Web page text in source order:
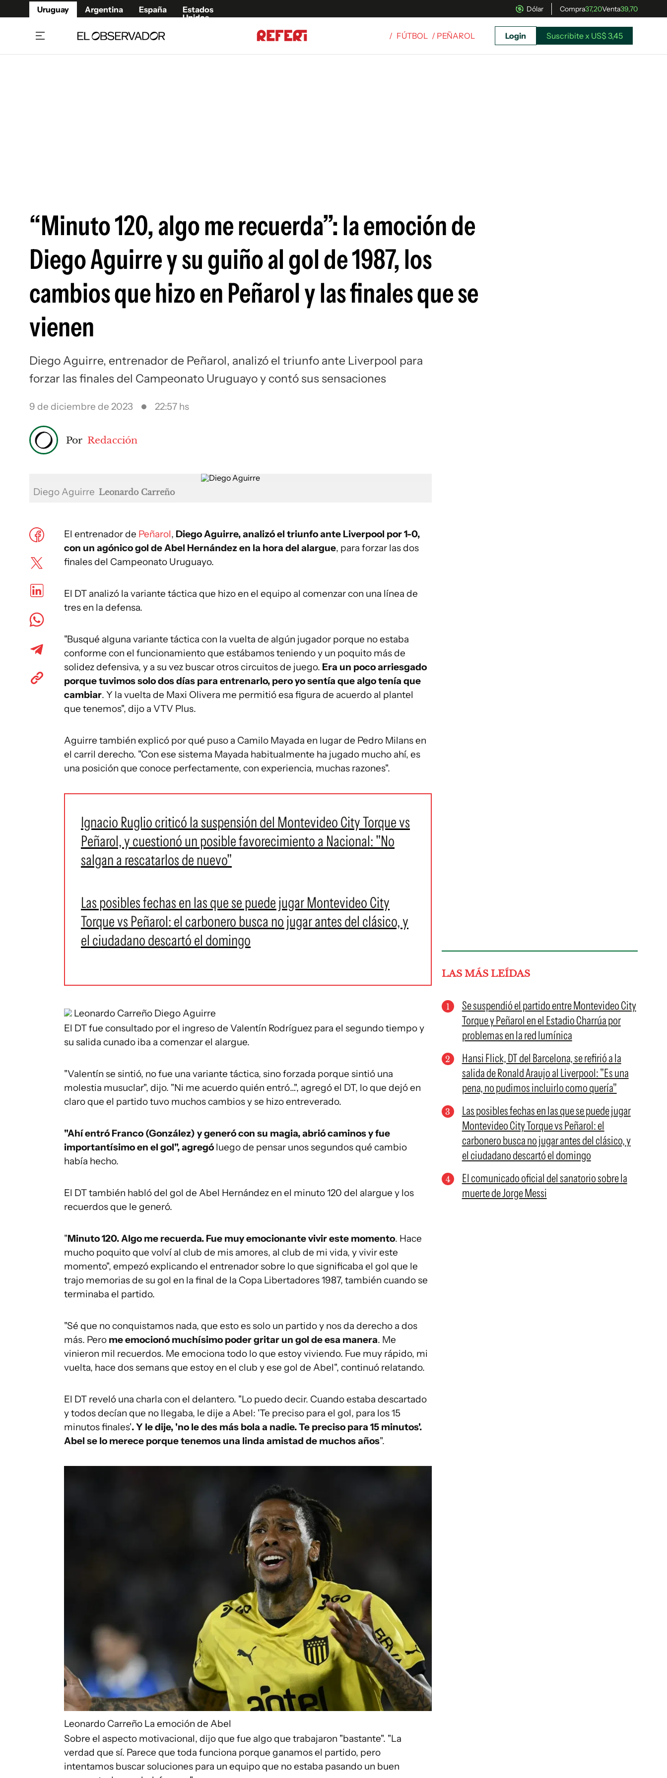
Uruguay Argentina España
Estados
Unidos
Dólar Compra37,20Venta39,70
/ FÚTBOL / PEÑAROL Login Suscribite x US$ 3,45
“Minuto 120, algo me recuerda”: la emoción de
Diego Aguirre y su guiño al gol de 1987, los
cambios que hizo en Peñarol y las finales que se
vienen
Diego Aguirre, entrenador de Peñarol, analizó el triunfo ante Liverpool para
forzar las finales del Campeonato Uruguayo y contó sus sensaciones
9 de diciembre de 2023 22:57 hs
Por Redacción
Diego Aguirre Leonardo Carreño
El entrenador de Peñarol, Diego Aguirre, analizó el triunfo ante Liverpool por 1-0,
con un agónico gol de Abel Hernández en la hora del alargue, para forzar las dos
finales del Campeonato Uruguayo.
El DT analizó la variante táctica que hizo en el equipo al comenzar con una línea de
tres en la defensa.
"Busqué alguna variante táctica con la vuelta de algún jugador porque no estaba
conforme con el funcionamiento que estábamos teniendo y un poquito más de
solidez defensiva, y a su vez buscar otros circuitos de juego. Era un poco arriesgado
porque tuvimos solo dos días para entrenarlo, pero yo sentía que algo tenía que
cambiar. Y la vuelta de Maxi Olivera me permitió esa figura de acuerdo al plantel
que tenemos", dijo a VTV Plus.
Aguirre también explicó por qué puso a Camilo Mayada en lugar de Pedro Milans en
el carril derecho. "Con ese sistema Mayada habitualmente ha jugado mucho ahí, es
una posición que conoce perfectamente, con experiencia, muchas razones".
Ignacio Ruglio criticó la suspensión del Montevideo City Torque vs
Peñarol, y cuestionó un posible favorecimiento a Nacional: "No
salgan a rescatarlos de nuevo"
Las posibles fechas en las que se puede jugar Montevideo City
Torque vs Peñarol: el carbonero busca no jugar antes del clásico, y
el ciudadano descartó el domingo
Leonardo Carreño Diego Aguirre
El DT fue consultado por el ingreso de Valentín Rodríguez para el segundo tiempo y
su salida cunado iba a comenzar el alargue.
"Valentín se sintió, no fue una variante táctica, sino forzada porque sintió una
molestia musuclar", dijo. "Ni me acuerdo quién entró…", agregó el DT, lo que dejó en
claro que el partido tuvo muchos cambios y se hizo entreverado.
"Ahí entró Franco (González) y generó con su magia, abrió caminos y fue
importantísimo en el gol", agregó luego de pensar unos segundos qué cambio
había hecho.
El DT también habló del gol de Abel Hernández en el minuto 120 del alargue y los
recuerdos que le generó.
"Minuto 120. Algo me recuerda. Fue muy emocionante vivir este momento. Hace
mucho poquito que volví al club de mis amores, al club de mi vida, y vivir este
momento", empezó explicando el entrenador sobre lo que significaba el gol que le
trajo memorias de su gol en la final de la Copa Libertadores 1987, también cuando se
terminaba el partido.
"Sé que no conquistamos nada, que esto es solo un partido y nos da derecho a dos
más. Pero me emocionó muchísimo poder gritar un gol de esa manera. Me
vinieron mil recuerdos. Me emociona todo lo que estoy viviendo. Fue muy rápido, mi
vuelta, hace dos semans que estoy en el club y ese gol de Abel", continuó relatando.
El DT reveló una charla con el delantero. "Lo puedo decir. Cuando estaba descartado
y todos decían que no llegaba, le dije a Abel: 'Te preciso para el gol, para los 15
minutos finales'. Y le dije, 'no le des más bola a nadie. Te preciso para 15 minutos'.
Abel se lo merece porque tenemos una linda amistad de muchos años".
Leonardo Carreño La emoción de Abel
Sobre el aspecto motivacional, dijo que fue algo que trabajaron "bastante". "La
verdad que sí. Parece que toda funciona porque ganamos el partido, pero
intentamos buscar soluciones para un equipo que no estaba pasando un buen
LAS MÁS LEÍDAS
Se suspendió el partido entre Montevideo City
Torque y Peñarol en el Estadio Charrúa por
problemas en la red lumínica
Hansi Flick, DT del Barcelona, se refirió a la
salida de Ronald Araujo al Liverpool: "Es una
pena, no pudimos incluirlo como quería"
Las posibles fechas en las que se puede jugar
Montevideo City Torque vs Peñarol: el
carbonero busca no jugar antes del clásico, y
el ciudadano descartó el domingo
El comunicado oficial del sanatorio sobre la
muerte de Jorge Messi